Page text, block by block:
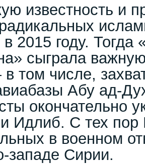
известность и
2015 году. Тогда
сыграла
том числе,
Абу ад-
окончательно
Идлиб. С тех
в военном
западе Сирии.